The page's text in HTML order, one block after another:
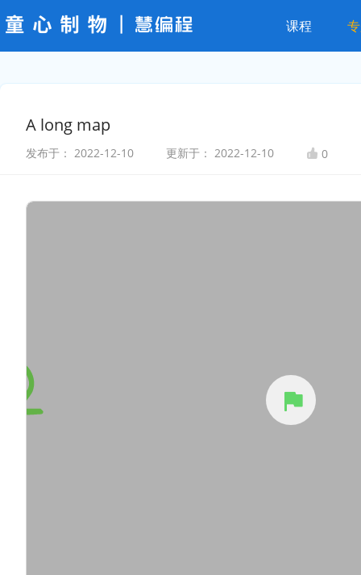
课程
A long map
发布于： 2022-12-10 更新于： 2022-12-10 0